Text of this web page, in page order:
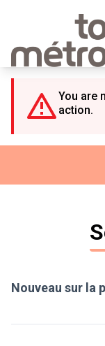
You are
action.
Nouveau sur la